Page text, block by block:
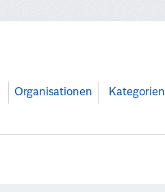
Organisationen Kategorien